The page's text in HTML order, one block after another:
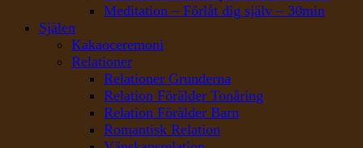
Meditation – Förlåt dig själv – 30min
Själen
Kakaoceremoni
Relationer
Relationer Grunderna
Relation Förälder Tonåring
Relation Förälder Barn
Romantisk Relation